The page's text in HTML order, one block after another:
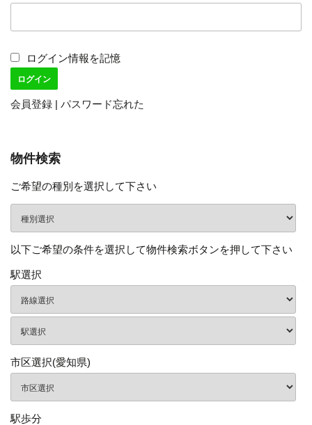
k
ログイン情報を記憶
会員登録 | パスワード忘れた
物件検索
ご希望の種別を選択して下さい
以下ご希望の条件を選択して物件検索ボタンを押して下さい
駅選択
市区選択(愛知県)
駅歩分